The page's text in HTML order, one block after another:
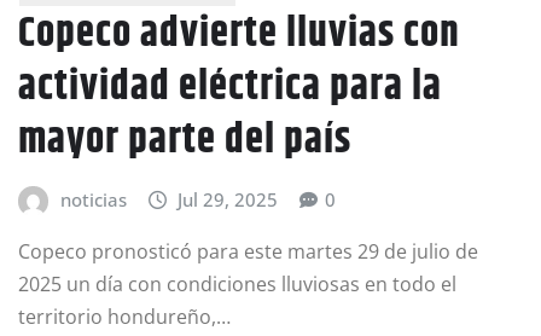
Copeco advierte lluvias con
actividad eléctrica para la
mayor parte del país
noticias Jul 29, 2025 0
Copeco pronosticó para este martes 29 de julio de
2025 un día con condiciones lluviosas en todo el
territorio hondureño,…